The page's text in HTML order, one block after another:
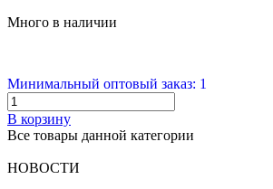
Много в наличии
Минимальный оптовый заказ: 1
В корзину
Все товары данной категории
НОВОСТИ